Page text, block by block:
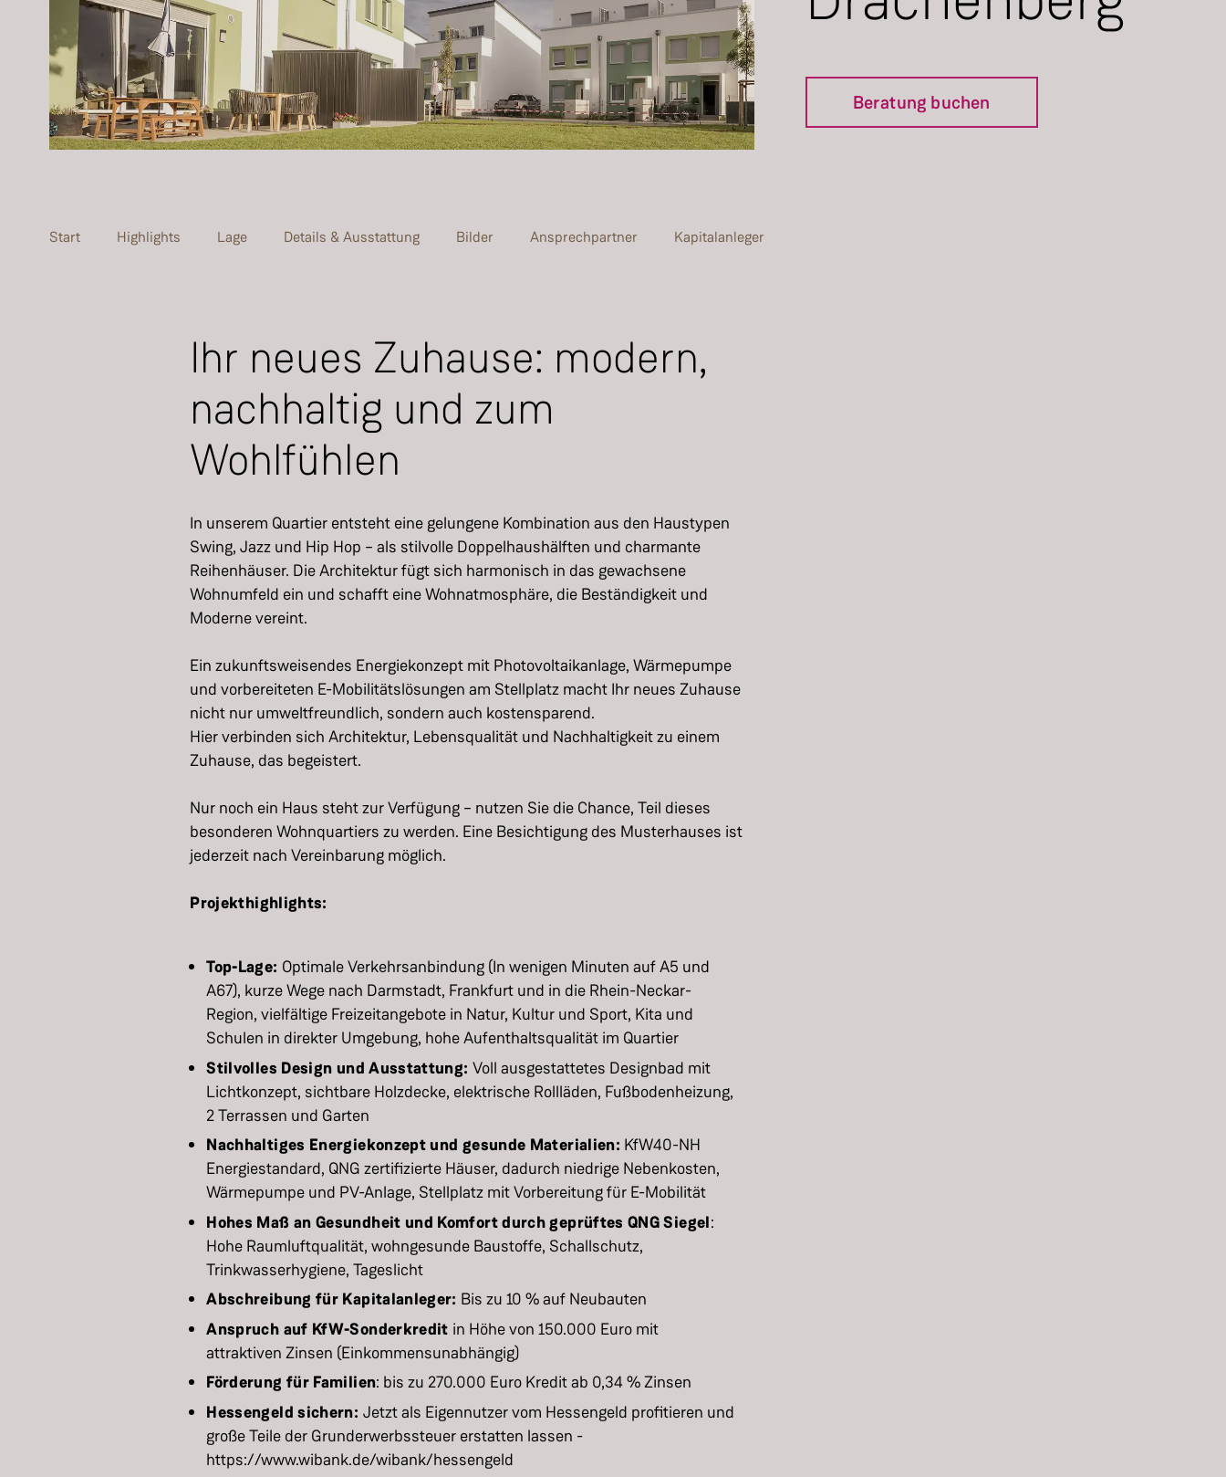
Beratung buchen
Start Highlights Lage Details & Ausstattung Bilder Ansprechpartner Kapitalanleger
Ihr neues Zuhause: modern,
nachhaltig und zum
Wohlfühlen
In unserem Quartier entsteht eine gelungene Kombination aus den Haustypen
Swing, Jazz und Hip Hop – als stilvolle Doppelhaushälften und charmante
Reihenhäuser. Die Architektur fügt sich harmonisch in das gewachsene
Wohnumfeld ein und schafft eine Wohnatmosphäre, die Beständigkeit und
Moderne vereint.
Ein zukunftsweisendes Energiekonzept mit Photovoltaikanlage, Wärmepumpe
und vorbereiteten E-Mobilitätslösungen am Stellplatz macht Ihr neues Zuhause
nicht nur umweltfreundlich, sondern auch kostensparend.
Hier verbinden sich Architektur, Lebensqualität und Nachhaltigkeit zu einem
Zuhause, das begeistert.
Nur noch ein Haus steht zur Verfügung – nutzen Sie die Chance, Teil dieses
besonderen Wohnquartiers zu werden. Eine Besichtigung des Musterhauses ist
jederzeit nach Vereinbarung möglich.
Projekthighlights:
Top-Lage: Optimale Verkehrsanbindung (In wenigen Minuten auf A5 und
A67), kurze Wege nach Darmstadt, Frankfurt und in die Rhein-Neckar-
Region, vielfältige Freizeitangebote in Natur, Kultur und Sport, Kita und
Schulen in direkter Umgebung, hohe Aufenthaltsqualität im Quartier
Stilvolles Design und Ausstattung: Voll ausgestattetes Designbad mit
Lichtkonzept, sichtbare Holzdecke, elektrische Rollläden, Fußbodenheizung,
2 Terrassen und Garten
Nachhaltiges Energiekonzept und gesunde Materialien: KfW40-NH
Energiestandard, QNG zertifizierte Häuser, dadurch niedrige Nebenkosten,
Wärmepumpe und PV-Anlage, Stellplatz mit Vorbereitung für E-Mobilität
Hohes Maß an Gesundheit und Komfort durch geprüftes QNG Siegel:
Hohe Raumluftqualität, wohngesunde Baustoffe, Schallschutz,
Trinkwasserhygiene, Tageslicht
Abschreibung für Kapitalanleger: Bis zu 10 % auf Neubauten
Anspruch auf KfW-Sonderkredit in Höhe von 150.000 Euro mit
attraktiven Zinsen (Einkommensunabhängig)
Förderung für Familien: bis zu 270.000 Euro Kredit ab 0,34 % Zinsen
Hessengeld sichern: Jetzt als Eigennutzer vom Hessengeld profitieren und
große Teile der Grunderwerbssteuer erstatten lassen -
https://www.wibank.de/wibank/hessengeld